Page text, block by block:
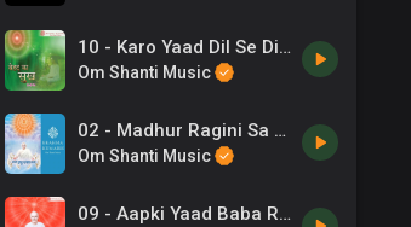
10 - Karo Yaad Dil Se Dilaram Ko (M) -Sangram .mp3
Om Shanti Music
02 - Madhur Ragini Sa Tera Pyar Baba -Alka Yagnik .mp3
Om Shanti Music
09 - Aapki Yaad Baba Reh-Reh - Pankaj Udhas,Sadhna Sargam .mp3